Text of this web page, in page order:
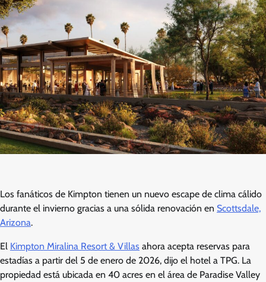
Los fanáticos de Kimpton tienen un nuevo escape de clima cálido
durante el invierno gracias a una sólida renovación en Scottsdale,
Arizona.
El Kimpton Miralina Resort & Villas ahora acepta reservas para
estadías a partir del 5 de enero de 2026, dijo el hotel a TPG. La
propiedad está ubicada en 40 acres en el área de Paradise Valley